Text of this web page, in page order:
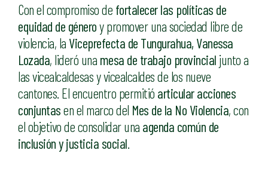
Con el compromiso de fortalecer las políticas de
equidad de géneroy promover una sociedad libre de
violencia, la Viceprefecta de Tungurahua, Vanessa
Lozada, lideró una mesa de trabajo provincial junto a
las vicealcaldesas y vicealcaldes de los nueve
cantones. El encuentro permitió articular acciones
conjuntasen el marco del Mes de la No Violencia, con
el objetivo de consolidar una agenda común de
inclusión y justicia social.